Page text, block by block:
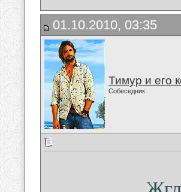
01.10.2010, 03:35
Тимур и его
Собеседник